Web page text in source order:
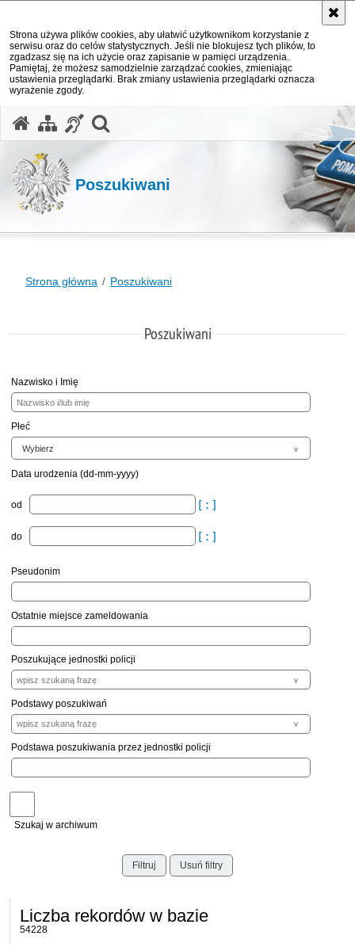
Strona używa plików cookies, aby ułatwić użytkownikom korzystanie z
serwisu oraz do celów statystycznych. Jeśli nie blokujesz tych plików, to
zgadzasz się na ich użycie oraz zapisanie w pamięci urządzenia.
Pamiętaj, że możesz samodzielnie zarządzać cookies, zmieniając
ustawienia przeglądarki. Brak zmiany ustawienia przeglądarki oznacza
wyrażenie zgody.
Poszukiwani
Strona główna Poszukiwani
Poszukiwani
Nazwisko i Imię
Płeć
Data urodzenia (dd-mm-yyyy)
od
do
Pseudonim
Ostatnie miejsce zameldowania
Poszukujące jednostki policji
Podstawy poszukiwań
Podstawa poszukiwania przez jednostki policji
Szukaj w archiwum
Filtruj Usuń filtry
Liczba rekordów w bazie
54228